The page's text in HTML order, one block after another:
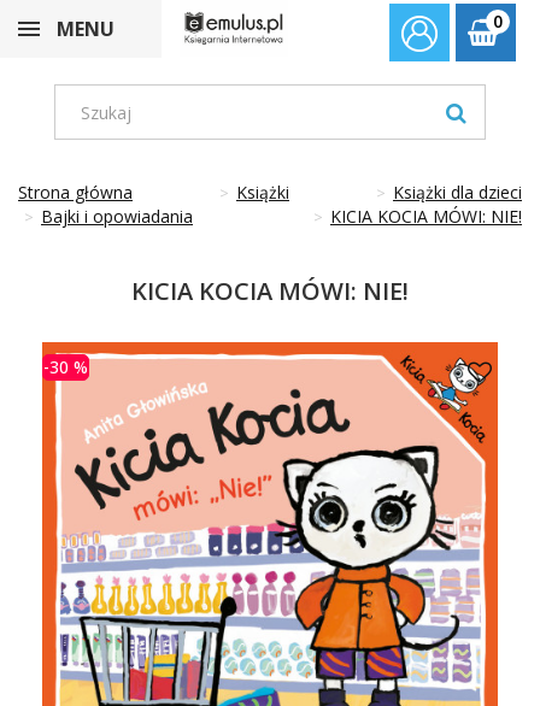
0
MENU
Strona główna Książki
Książki dla dzieci
Bajki i opowiadania
KICIA KOCIA MÓWI: NIE!
KICIA KOCIA MÓWI: NIE!
-30 %